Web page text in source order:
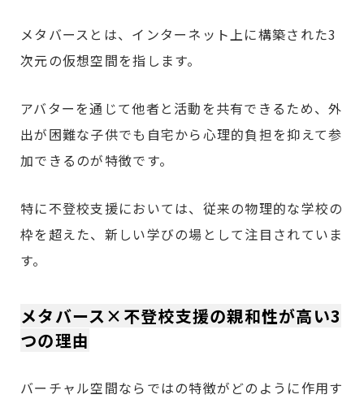
メタバースとは、インターネット上に構築された3
次元の仮想空間を指します。
アバターを通じて他者と活動を共有できるため、外
出が困難な子供でも自宅から心理的負担を抑えて参
加できるのが特徴です。
特に不登校支援においては、従来の物理的な学校の
枠を超えた、新しい学びの場として注目されていま
す。
メタバース×不登校支援の親和性が高い3
つの理由
バーチャル空間ならではの特徴がどのように作用す